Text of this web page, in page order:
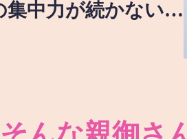
集中力が続かない…